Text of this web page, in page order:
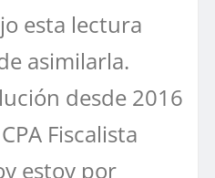
esta lectura
asimilarla.
desde 2016
Fiscalista
estoy por